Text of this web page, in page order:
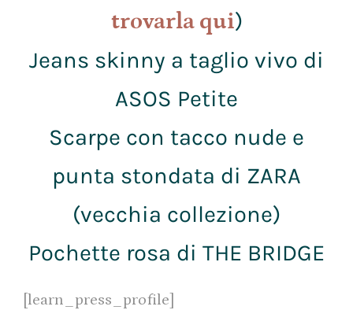
trovarla qui)
Jeans skinny a taglio vivo di
ASOS Petite
Scarpe con tacco nude e
punta stondata di ZARA
(vecchia collezione)
Pochette rosa di THE BRIDGE
[learn_press_profile]